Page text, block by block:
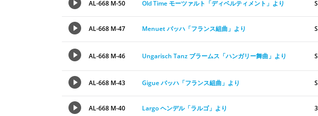
AL-668 M-50 Old Time モーツァルト「ディベルティメント」より
AL-668 M-47 Menuet バッハ「フランス組曲」より
AL-668 M-46 Ungarisch Tanz ブラームス「ハンガリー舞曲」より
AL-668 M-43 Gigue バッハ「フランス組曲」より
AL-668 M-40 Largo ヘンデル「ラルゴ」より